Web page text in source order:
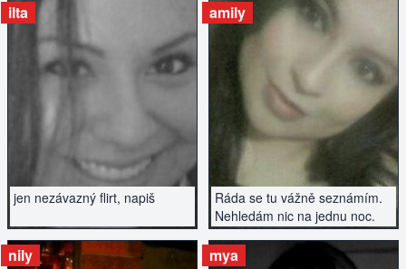
jen nezávazný flirt, napiš
ilta
Ráda se tu vážně seznámím.
Nehledám nic na jednu noc.
amily
ZOBRAZIT INZERÁT
nily mya